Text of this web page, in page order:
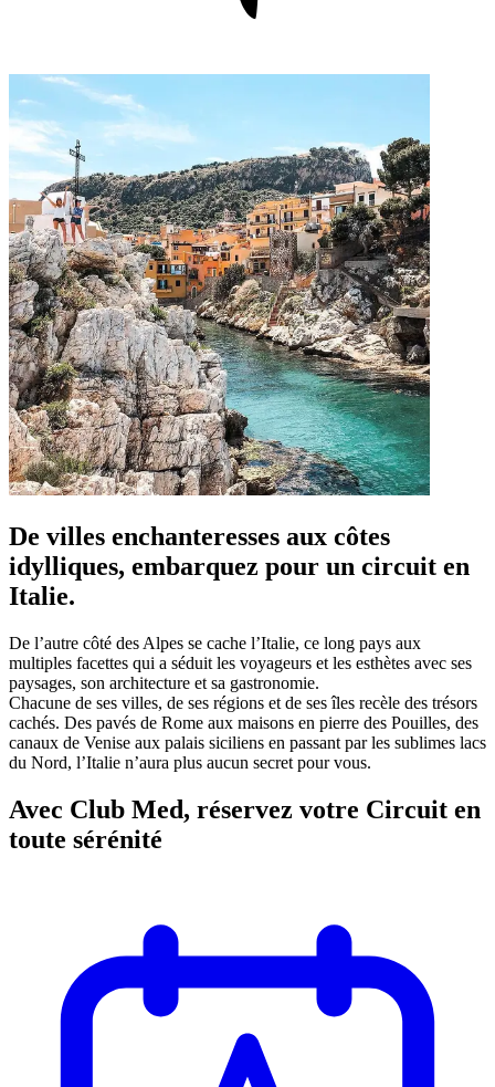
De villes enchanteresses aux côtes
idylliques, embarquez pour un circuit en
Italie.
De l’autre côté des Alpes se cache l’Italie, ce long pays aux
multiples facettes qui a séduit les voyageurs et les esthètes avec ses
paysages, son architecture et sa gastronomie.
Chacune de ses villes, de ses régions et de ses îles recèle des trésors
cachés. Des pavés de Rome aux maisons en pierre des Pouilles, des
canaux de Venise aux palais siciliens en passant par les sublimes lacs
du Nord, l’Italie n’aura plus aucun secret pour vous.
Avec Club Med, réservez votre Circuit en
toute sérénité